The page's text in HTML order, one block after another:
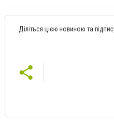
Діліться цією новиною та